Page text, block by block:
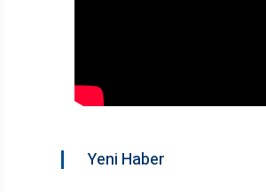
Yeni Haber